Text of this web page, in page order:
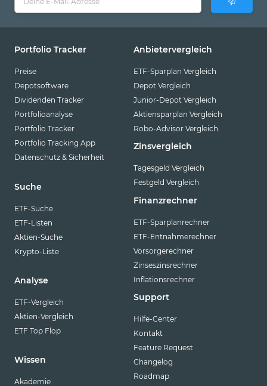
Portfolio Tracker
Preise
Depotsoftware
Dividenden Tracker
Portfolioanalyse
Portfolio Tracker
Portfolio Tracking App
Datenschutz & Sicherheit
Suche
ETF-Suche
ETF-Listen
Aktien-Suche
Krypto-Liste
Analyse
ETF-Vergleich
Aktien-Vergleich
ETF Top Flop
Wissen
Akademie
Anbietervergleich
ETF-Sparplan Vergleich
Depot Vergleich
Junior-Depot Vergleich
Aktiensparplan Vergleich
Robo-Advisor Vergleich
Zinsvergleich
Tagesgeld Vergleich
Festgeld Vergleich
Finanzrechner
ETF-Sparplanrechner
ETF-Entnahmerechner
Vorsorgerechner
Zinseszinsrechner
Inflationsrechner
Support
Hilfe-Center
Kontakt
Feature Request
Changelog
Roadmap